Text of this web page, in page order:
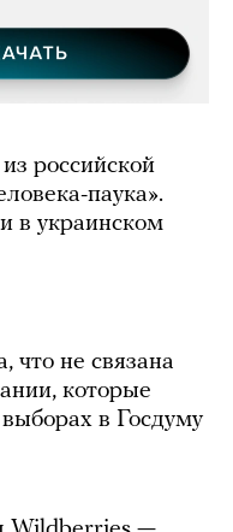
российской
паука».
в украинском
что не связана
которые
в Госдуму